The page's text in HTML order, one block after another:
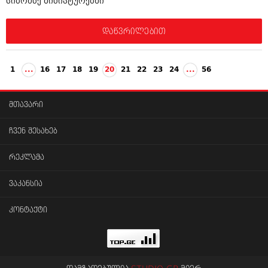
დაწვრილებით
1 ... 16 17 18 19 20 21 22 23 24 ... 56
მთავარი
ჩვენ შესახებ
რეკლამა
ვაკანსია
კონტაქტი